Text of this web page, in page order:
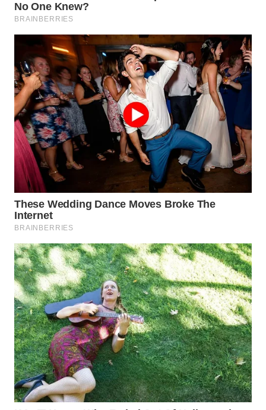
MANDALIKA
WN
LIKUPANG
WN
LABUANBAJO
WN
BORNEO
Wahana
Media
Group
WAHANA
NEWS
WAHANA
TANI
WAHANA
ADVOKAT
WAHANA
INFRASTRUKTUR
WAHANA